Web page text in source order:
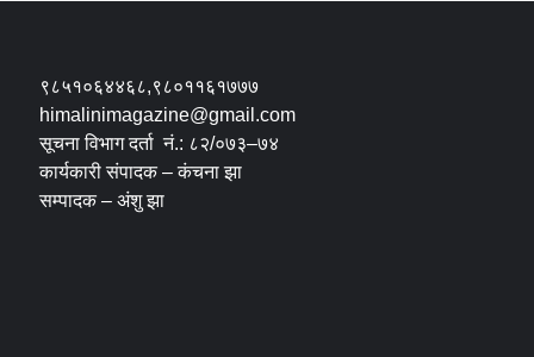
९८५१०६४४६८,९८०११६१७७७
himalinimagazine@gmail.com
सूचना विभाग दर्ता नं.: ८२/०७३–७४
कार्यकारी संपादक – कंचना झा
सम्पादक – अंशु झा